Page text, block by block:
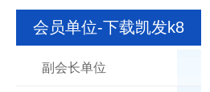
会员单位-下载凯发k8
副会长单位